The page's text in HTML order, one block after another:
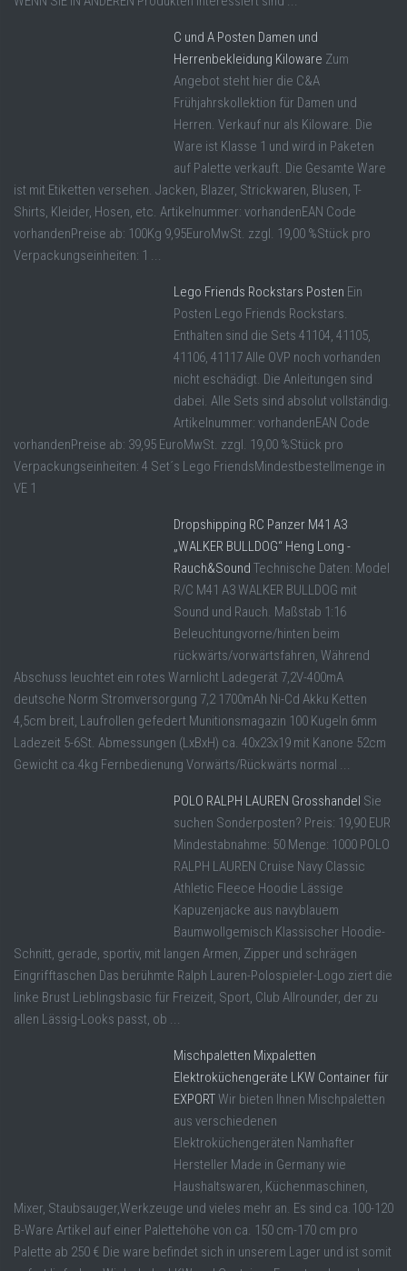
C und A Posten Damen und
Herrenbekleidung Kiloware Zum
Angebot steht hier die C&A
Frühjahrskollektion für Damen und
Herren. Verkauf nur als Kiloware. Die
Ware ist Klasse 1 und wird in Paketen
auf Palette verkauft. Die Gesamte Ware
ist mit Etiketten versehen. Jacken, Blazer, Strickwaren, Blusen, T-
Shirts, Kleider, Hosen, etc. Artikelnummer: vorhandenEAN Code
vorhandenPreise ab: 100Kg 9,95EuroMwSt. zzgl. 19,00 %Stück pro
Verpackungseinheiten: 1 ...
Lego Friends Rockstars Posten Ein
Posten Lego Friends Rockstars.
Enthalten sind die Sets 41104, 41105,
41106, 41117 Alle OVP noch vorhanden
nicht eschädigt. Die Anleitungen sind
dabei. Alle Sets sind absolut vollständig.
Artikelnummer: vorhandenEAN Code
vorhandenPreise ab: 39,95 EuroMwSt. zzgl. 19,00 %Stück pro
Verpackungseinheiten: 4 Set´s Lego FriendsMindestbestellmenge in
VE 1
Dropshipping RC Panzer M41 A3
„WALKER BULLDOG“ Heng Long -
Rauch&Sound Technische Daten: Model
R/C M41 A3 WALKER BULLDOG mit
Sound und Rauch. Maßstab 1:16
Beleuchtungvorne/hinten beim
rückwärts/vorwärtsfahren, Während
Abschuss leuchtet ein rotes Warnlicht Ladegerät 7,2V-400mA
deutsche Norm Stromversorgung 7,2 1700mAh Ni-Cd Akku Ketten
4,5cm breit, Laufrollen gefedert Munitionsmagazin 100 Kugeln 6mm
Ladezeit 5-6St. Abmessungen (LxBxH) ca. 40x23x19 mit Kanone 52cm
Gewicht ca.4kg Fernbedienung Vorwärts/Rückwärts normal ...
POLO RALPH LAUREN Grosshandel Sie
suchen Sonderposten? Preis: 19,90 EUR
Mindestabnahme: 50 Menge: 1000 POLO
RALPH LAUREN Cruise Navy Classic
Athletic Fleece Hoodie Lässige
Kapuzenjacke aus navyblauem
Baumwollgemisch Klassischer Hoodie-
Schnitt, gerade, sportiv, mit langen Armen, Zipper und schrägen
Eingrifftaschen Das berühmte Ralph Lauren-Polospieler-Logo ziert die
linke Brust Lieblingsbasic für Freizeit, Sport, Club Allrounder, der zu
allen Lässig-Looks passt, ob ...
Mischpaletten Mixpaletten
Elektroküchengeräte LKW Container für
EXPORTWir bieten Ihnen Mischpaletten
aus verschiedenen
Elektroküchengeräten Namhafter
Hersteller Made in Germany wie
Haushaltswaren, Küchenmaschinen,
Mixer, Staubsauger,Werkzeuge und vieles mehr an. Es sind ca.100-120
B-Ware Artikel auf einer Palettehöhe von ca. 150 cm-170 cm pro
Palette ab 250 € Die ware befindet sich in unserem Lager und ist somit